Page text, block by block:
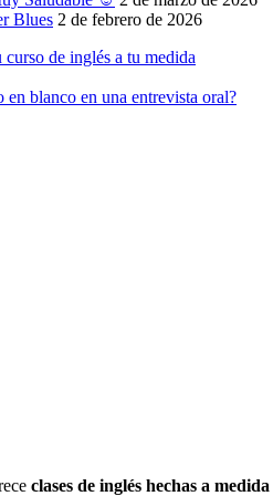
Blues 2 de febrero de 2026
de inglés a tu medida
en blanco en una entrevista oral?
clases de inglés hechas a medida